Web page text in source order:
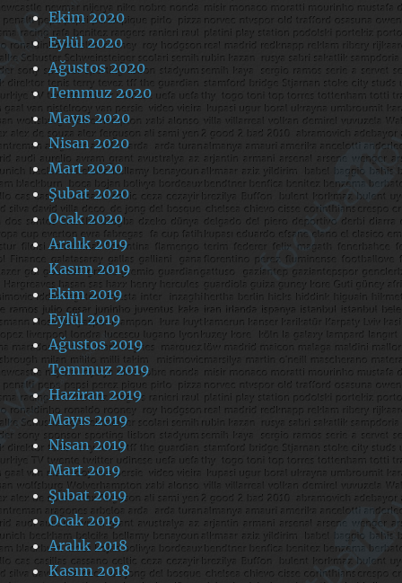
Ekim 2020
Eylül 2020
Ağustos 2020
Temmuz 2020
Mayıs 2020
Nisan 2020
Mart 2020
Şubat 2020
Ocak 2020
Aralık 2019
Kasım 2019
Ekim 2019
Eylül 2019
Ağustos 2019
Temmuz 2019
Haziran 2019
Mayıs 2019
Nisan 2019
Mart 2019
Şubat 2019
Ocak 2019
Aralık 2018
Kasım 2018